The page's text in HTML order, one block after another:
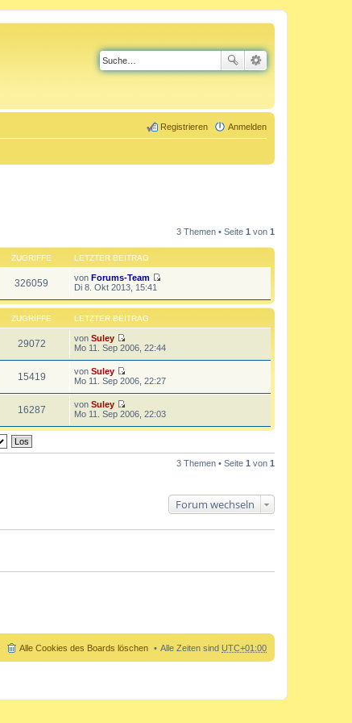
Anmelden
Registrieren
3 Themen • Seite 1 von 1
ZUGRIFFE LETZTER BEITRAG
326059 von Forums-Team
u
e
r
B
t
a
Di 8. Okt 2013, 15:41
ZUGRIFFE LETZTER BEITRAG
29072 von Suley
N
s
t
r
e
t
Mo 11. Sep 2006, 22:44
15419 von Suley
N
s
t
B
Mo 11. Sep 2006, 22:27
16287 von Suley
N
u
s
r
Mo 11. Sep 2006, 22:03
3 Themen • Seite 1 von 1
Forum wechseln
Alle Zeiten sind UTC+01:00
Alle Cookies des Boards löschen